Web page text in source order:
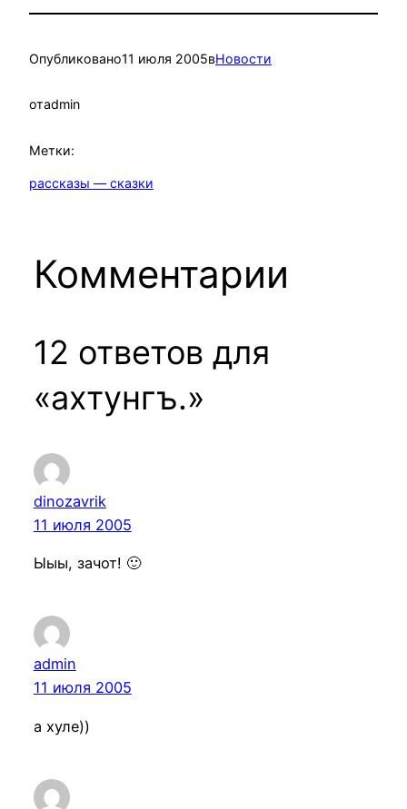
Опубликовано11 июля 2005вНовости
отadmin
Метки:
рассказы — сказки
Комментарии
12 ответов для
«ахтунгъ.»
dinozavrik
11 июля 2005
Ыыы, зачот! 🙂
admin
11 июля 2005
а хуле))